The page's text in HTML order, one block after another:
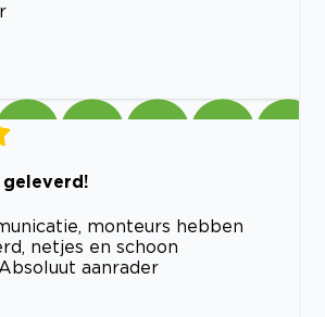
monteurs hebben
netjes en schoon
aanrader